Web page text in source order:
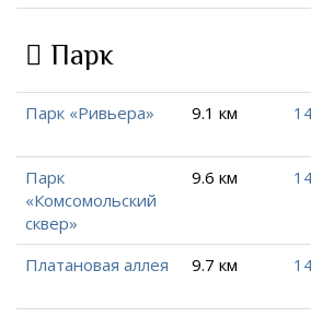
Парк
Парк «Ривьера» 9.1 км
Парк
«Комсомольский
сквер»
9.6 км
Платановая аллея 9.7 км